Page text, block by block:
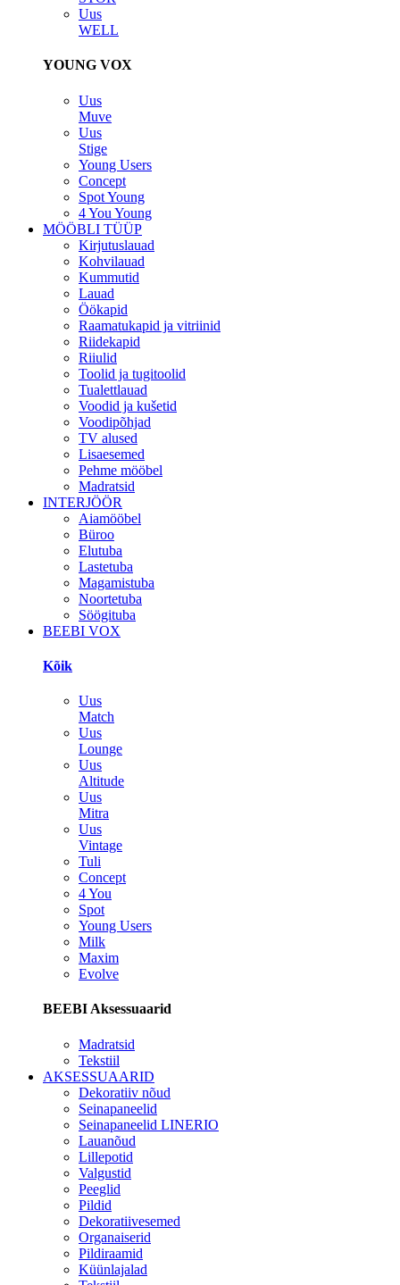
Uus
WELL
YOUNG VOX
Uus
Muve
Uus
Stige
Young Users
Concept
Spot Young
4 You Young
MÖÖBLI TÜÜP
Kirjutuslauad
Kohvilauad
Kummutid
Lauad
Öökapid
Raamatukapid ja vitriinid
Riidekapid
Riiulid
Toolid ja tugitoolid
Tualettlauad
Voodid ja kušetid
Voodipõhjad
TV alused
Lisaesemed
Pehme mööbel
Madratsid
INTERJÖÖR
Aiamööbel
Büroo
Elutuba
Lastetuba
Magamistuba
Noortetuba
Söögituba
BEEBI VOX
Kõik
Uus
Match
Uus
Lounge
Uus
Altitude
Uus
Mitra
Uus
Vintage
Tuli
Concept
4 You
Spot
Young Users
Milk
Maxim
Evolve
BEEBI Aksessuaarid
Madratsid
Tekstiil
AKSESSUAARID
Dekoratiiv nõud
Seinapaneelid
Seinapaneelid LINERIO
Lauanõud
Lillepotid
Valgustid
Peeglid
Pildid
Dekoratiivesemed
Organaiserid
Pildiraamid
Küünlajalad